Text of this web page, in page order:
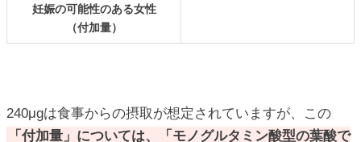
妊娠の可能性のある女性
（付加量）
240μgは食事からの摂取が想定されていますが、この
「付加量」については、「モノグルタミン酸型の葉酸で